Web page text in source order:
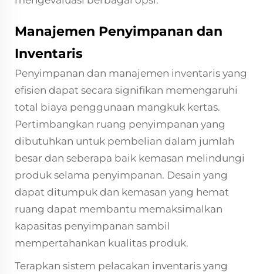
Manajemen Penyimpanan dan
Inventaris
Penyimpanan dan manajemen inventaris yang
efisien dapat secara signifikan memengaruhi
total biaya penggunaan mangkuk kertas.
Pertimbangkan ruang penyimpanan yang
dibutuhkan untuk pembelian dalam jumlah
besar dan seberapa baik kemasan melindungi
produk selama penyimpanan. Desain yang
dapat ditumpuk dan kemasan yang hemat
ruang dapat membantu memaksimalkan
kapasitas penyimpanan sambil
mempertahankan kualitas produk.
Terapkan sistem pelacakan inventaris yang